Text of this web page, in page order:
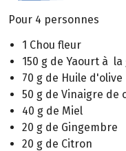
Pour 4 personnes
1 Chou fleur
150 g de Yaourt à
70 g de Huile d'olive
50 g de Vinaigre de
40 g de Miel
20 g de Gingembre
20 g de Citron